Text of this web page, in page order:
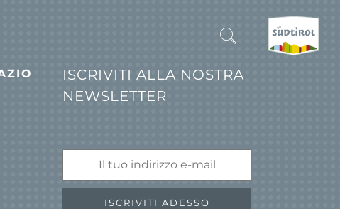
CERCA E PRENOTA
-
ISCRIVITI ALLA NOSTRA
NEWSLETTER
ISCRIVITI ADESSO